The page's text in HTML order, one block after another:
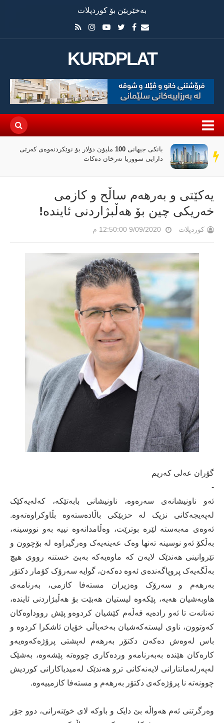
بەخێربێن بۆ کوردپلات
KURDPLAT
سەر
دێڕ
بانکی جیهانی 100 ملیۆن دۆلار بۆ نوێکردنەوەی کەرتی
دارایی سووریا تەرخان دەکات
یەکێتى و بەرهەم ساڵح و کازمى
خەریکى چین بۆ هەڵبژاردنى ئایندە!
کوردپلات 9/09/2020 12:50:00 م
گۆران عەلى کەریم
-
ئەو ناونیشانەى سەرەوە، ناونیشانى بابەتێکە، کەلەیەکێک
لەپەیجەکانى نزیک لە حزبێکى باڵادەستەوە بڵاوکراوەتەوە.
ئەوەى مەبەستە لێرە بوترێت، وەڵامدانەوە نییە بەو نووسینە،
بەڵکۆ ئەو نوسینە تەنها وەک عەینەیەک وەرگیراوە لە بۆچوون و
تێروانینى هەندێک لایەن کە ماوەیەکە بەبێ خستنە رووى هیچ
بەڵگەیەک پروپاگەندەى ئەوە دەکەن، گوایە سەرۆک کۆمار دکتۆر
بەرهەم و سەرۆک وەزیران مستەفا کازمى، بەرنامەى
هاوبەشیان هەیە، پێکەوە لیستیان هەبێت بۆ هەڵبژاردنى ئایندە،
تەنانەت تا ئەو رادەیە قەڵەم کێشیان کردوەو پێش رووداوەکان
کەوتوون، ناوى لیستەکەشیان بەخەیاڵى خۆیان ئاشکرا کردوە و
باس لەوەش دەکەن دکتۆر بەرهەم لەپشتى پرۆژەکەوەیەو
کارەکان هێندە بەبەرنامەو وردەکارى چووەتە پێشەوە، بەشێک
لەپەرلەمانتارانى لایەنەکانى ترو هەندێک لەمیدیاکارانی کوردیش
چوونەتە نا پرۆژەکەى دکتۆر بەرهەم و مستەفا کازمییەوە.
وەرگرتنى ئەم هەواڵە بێ دایک و باوکە لاى خوێنەرانى، دوو جۆر